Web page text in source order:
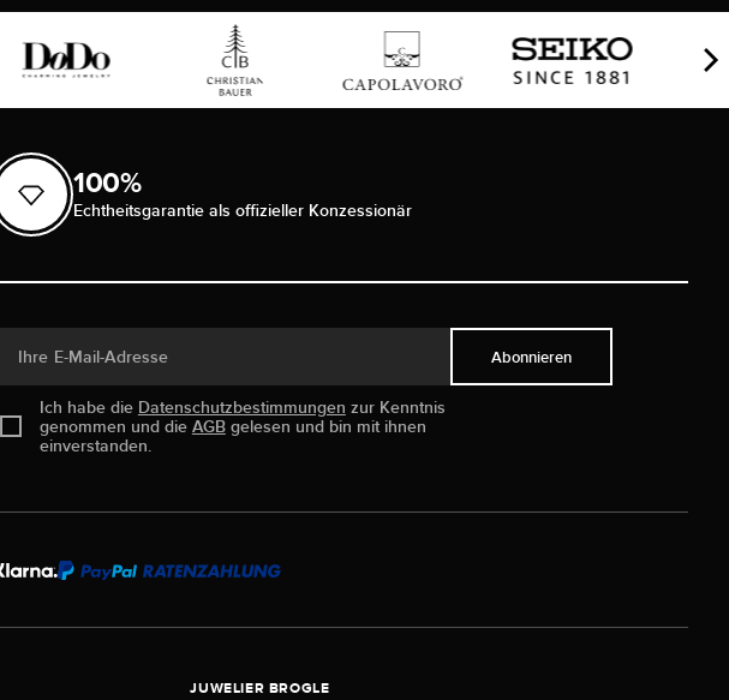
100%
Echtheitsgarantie als offizieller Konzessionär
Ihre E-Mail-Adresse
Ich habe die Datenschutzbestimmungen zur Kenntnis
genommen und die AGBgelesen und bin mit ihnen
einverstanden.
Abonnieren
JUWELIER BROGLE